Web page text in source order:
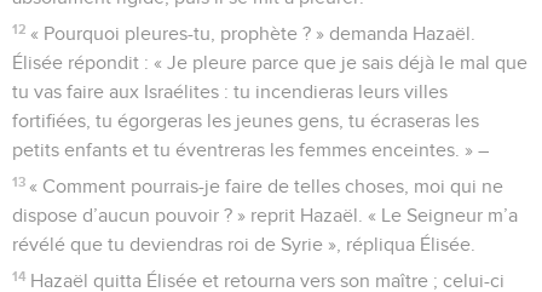
12 « Pourquoi pleures-tu, prophète ? » demanda Hazaël.
Élisée répondit : « Je pleure parce que je sais déjà le mal que
tu vas faire aux Israélites : tu incendieras leurs villes
fortifiées, tu égorgeras les jeunes gens, tu écraseras les
petits enfants et tu éventreras les femmes enceintes. » –
13 « Comment pourrais-je faire de telles choses, moi qui ne
dispose d’aucun pouvoir ? » reprit Hazaël. « Le Seigneur m’a
révélé que tu deviendras roi de Syrie », répliqua Élisée.
14 Hazaël quitta Élisée et retourna vers son maître ; celui-ci